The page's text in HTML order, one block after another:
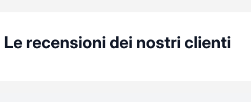
Le recensioni dei nostri clienti